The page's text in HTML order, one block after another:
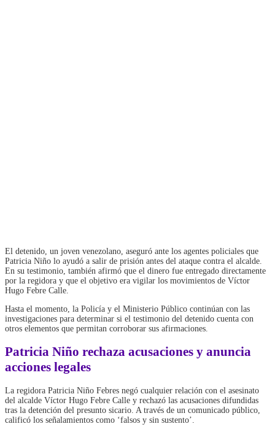
El detenido, un joven venezolano, aseguró ante los agentes policiales que
Patricia Niño lo ayudó a salir de prisión antes del ataque contra el alcalde.
En su testimonio, también afirmó que el dinero fue entregado directamente
por la regidora y que el objetivo era vigilar los movimientos de Víctor
Hugo Febre Calle.
Hasta el momento, la Policía y el Ministerio Público continúan con las
investigaciones para determinar si el testimonio del detenido cuenta con
otros elementos que permitan corroborar sus afirmaciones.
Patricia Niño rechaza acusaciones y anuncia
acciones legales
La regidora Patricia Niño Febres negó cualquier relación con el asesinato
del alcalde Víctor Hugo Febre Calle y rechazó las acusaciones difundidas
tras la detención del presunto sicario. A través de un comunicado público,
calificó los señalamientos como ‘falsos y sin sustento’.